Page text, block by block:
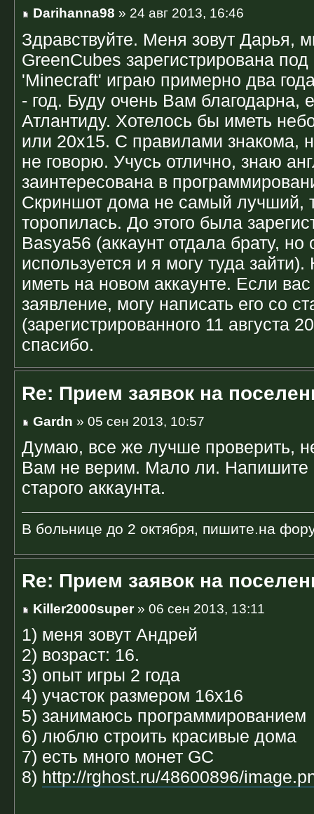
Darihanna98 » 24 авг 2013, 16:46
Здравствуйте. Меня зовут Дарья,
GreenCubes зарегистрирована
'Minecraft' играю примерно два
- год. Буду очень Вам благодарна,
Атлантиду. Хотелось бы иметь
или 20х15. С правилами знакома,
не говорю. Учусь отлично, знаю
заинтересована в
Скриншот дома не самый лучший,
торопилась. До этого была
Basya56 (аккаунт отдала брату, но
используется и я могу туда
иметь на новом аккаунте. Если
заявление, могу написать его со
(зарегистрированного 11 августа
спасибо.
Re: Прием заявок на
Gardn » 05 сен 2013, 10:57
Думаю, все же лучше проверить,
Вам не верим. Мало ли.
старого аккаунта.
В больнице до 2 октября, пишите.на
Re: Прием заявок на
Killer2000super» 06 сен 2013, 13:11
1) меня зовут Андрей
2) возраст: 16.
3) опыт игры 2 года
4) участок размером 16х16
5) занимаюсь программированием
6) люблю строить красивые дома
7) есть много монет GC
8) http://rghost.ru/48600896/